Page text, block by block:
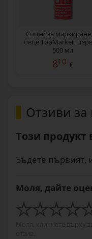
Спрей за маркиране
овце TopMarker,
500 мл
810 €
Отзиви за
Този
Бъдете първият,
Моля, дайте